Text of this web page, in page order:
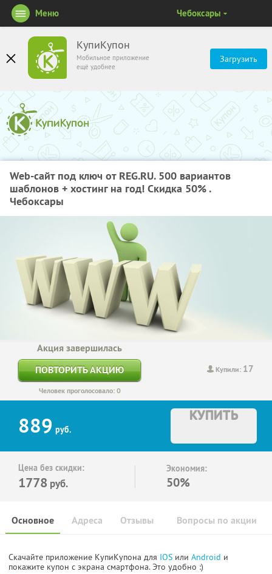
КупиКупон
Мобильное приложение
ещё удобнее
Загрузить
Меню Чебоксары
Web-cайт под ключ от REG.RU. 500 вариантов
шаблонов + хостинг на год! Скидка 50% .
Чебоксары
Купили: 17
Акция завершилась
ПОВТОРИТЬ АКЦИЮ
Человек проголосовало: 0
889 руб.
КУПИТЬ
Цена без скидки:
1778 руб.
Экономия:
50%
Основное Отзывы Вопросы по акции
Адреса
Скачайте приложение КупиКупона для IOS или Android и
покажите купон с экрана смартфона. Это удобно :)